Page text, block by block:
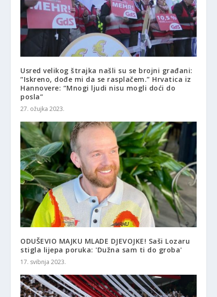
Usred velikog štrajka našli su se brojni građani:
“Iskreno, dođe mi da se rasplačem.” Hrvatica iz
Hannovere: “Mnogi ljudi nisu mogli doći do
posla”
27. ožujka 2023.
ODUŠEVIO MAJKU MLADE DJEVOJKE! Saši Lozaru
stigla lijepa poruka: 'Dužna sam ti do groba'
17. svibnja 2023.